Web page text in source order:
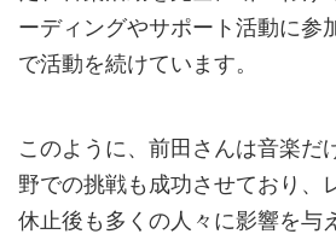
ーディングやサポート活動に参
で活動を続けています。
このように、前田さんは音楽だ
野での挑戦も成功させており、
休止後も多くの人々に影響を与